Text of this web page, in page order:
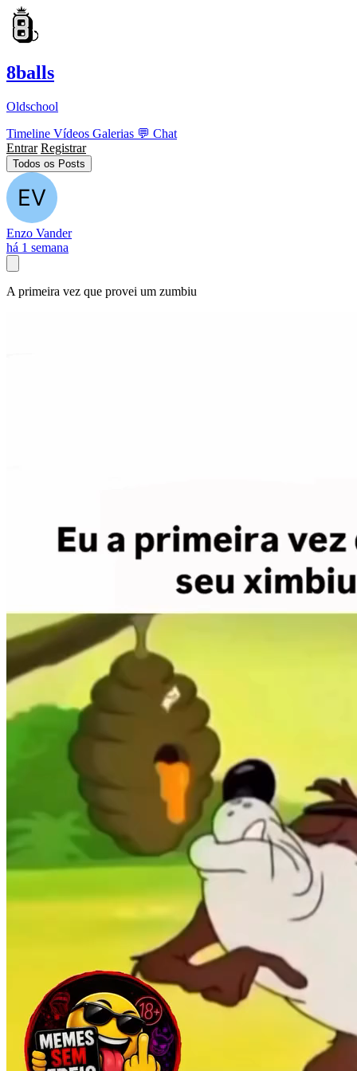
8balls
Oldschool
Timeline Vídeos Galerias 💬 Chat
Entrar Registrar
Todos os Posts
Enzo Vander
há 1 semana
A primeira vez que provei um zumbiu